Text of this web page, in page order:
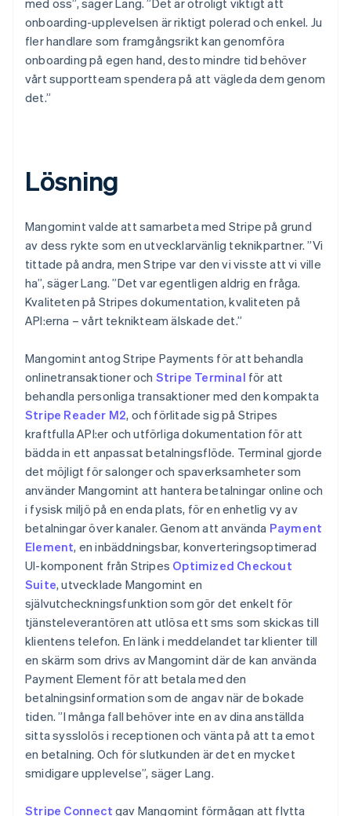
onboarding-upplevelsen är riktigt polerad och enkel. Ju
fler handlare som framgångsrikt kan genomföra
onboarding på egen hand, desto mindre tid behöver
vårt supportteam spendera på att vägleda dem genom
det.”
Lösning
Mangomint valde att samarbeta med Stripe på grund
av dess rykte som en utvecklarvänlig teknikpartner. ”Vi
tittade på andra, men Stripe var den vi visste att vi ville
ha”, säger Lang. ”Det var egentligen aldrig en fråga.
Kvaliteten på Stripes dokumentation, kvaliteten på
API:erna – vårt teknikteam älskade det.”
Mangomint antog Stripe Payments för att behandla
onlinetransaktioner och Stripe Terminal för att
behandla personliga transaktioner med den kompakta
Stripe Reader M2, och förlitade sig på Stripes
kraftfulla API:er och utförliga dokumentation för att
bädda in ett anpassat betalningsflöde. Terminal gjorde
det möjligt för salonger och spaverksamheter som
använder Mangomint att hantera betalningar online och
i fysisk miljö på en enda plats, för en enhetlig vy av
betalningar över kanaler. Genom att använda Payment
Element, en inbäddningsbar, konverteringsoptimerad
UI-komponent från Stripes Optimized Checkout
Suite, utvecklade Mangomint en
självutcheckningsfunktion som gör det enkelt för
tjänsteleverantören att utlösa ett sms som skickas till
klientens telefon. En länk i meddelandet tar klienter till
en skärm som drivs av Mangomint där de kan använda
Payment Element för att betala med den
betalningsinformation som de angav när de bokade
tiden. ”I många fall behöver inte en av dina anställda
sitta sysslolös i receptionen och vänta på att ta emot
en betalning. Och för slutkunden är det en mycket
smidigare upplevelse”, säger Lang.
Stripe Connect gav Mangomint förmågan att flytta